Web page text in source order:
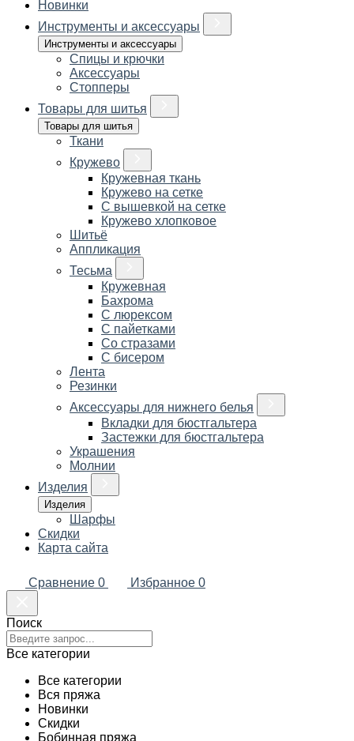
Новинки
Инструменты и аксессуары
Инструменты и аксессуары
Спицы и крючки
Аксессуары
Стопперы
Товары для шитья
Товары для шитья
Ткани
Кружево
Кружевная ткань
Кружево на сетке
С вышевкой на сетке
Кружево хлопковое
Шитьё
Аппликация
Тесьма
Кружевная
Бахрома
С люрексом
С пайетками
Со стразами
С бисером
Лента
Резинки
Аксессуары для нижнего белья
Вкладки для бюстгальтера
Застежки для бюстгальтера
Украшения
Молнии
Изделия
Изделия
Шарфы
Скидки
Карта сайта
Сравнение 0 Избранное 0
Поиск
Все категории
Все категории
Вся пряжа
Новинки
Скидки
Бобинная пряжа